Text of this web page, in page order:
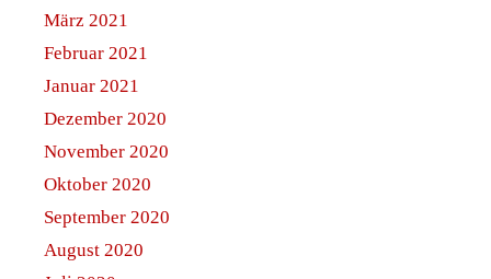
März 2021
Februar 2021
Januar 2021
Dezember 2020
November 2020
Oktober 2020
September 2020
August 2020